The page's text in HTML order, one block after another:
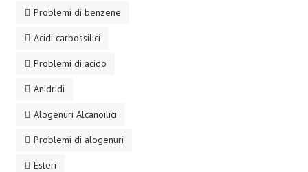
Problemi di benzene
Acidi carbossilici
Problemi di acido
Anidridi
Alogenuri Alcanoilici
Problemi di alogenuri
Esteri